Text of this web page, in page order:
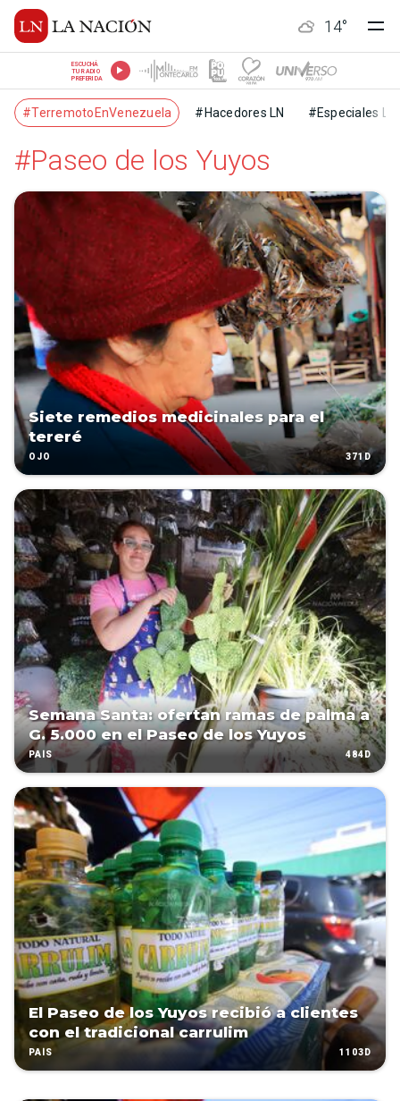
14°
ESCUCHÁ
TU RADIO
PREFERIDA
#TerremotoEnVenezuela #Hacedores LN #Especiales LN
#Paseo de los Yuyos
Siete remedios medicinales para el
tereré
OJO 371D
Semana Santa: ofertan ramas de palma a
G. 5.000 en el Paseo de los Yuyos
PAÍS 484D
El Paseo de los Yuyos recibió a clientes
con el tradicional carrulim
PAÍS 1103D